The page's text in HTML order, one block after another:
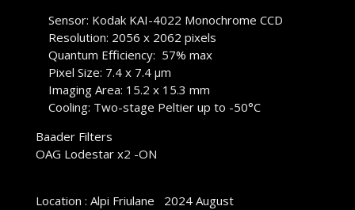
Sensor: Kodak KAI-4022 Monochrome CCD
Resolution: 2056 x 2062 pixels
Quantum Efficiency: 57% max
Pixel Size: 7.4 x 7.4 µm
Imaging Area: 15.2 x 15.3 mm
Cooling: Two-stage Peltier up to -50°C
Baader Filters
OAG Lodestar x2 -ON
Location : Alpi Friulane 2024 August